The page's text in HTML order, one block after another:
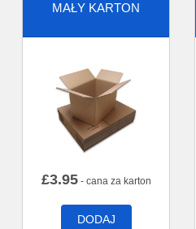
MAŁY KARTON
£3.95- cana za karton
DODAJ